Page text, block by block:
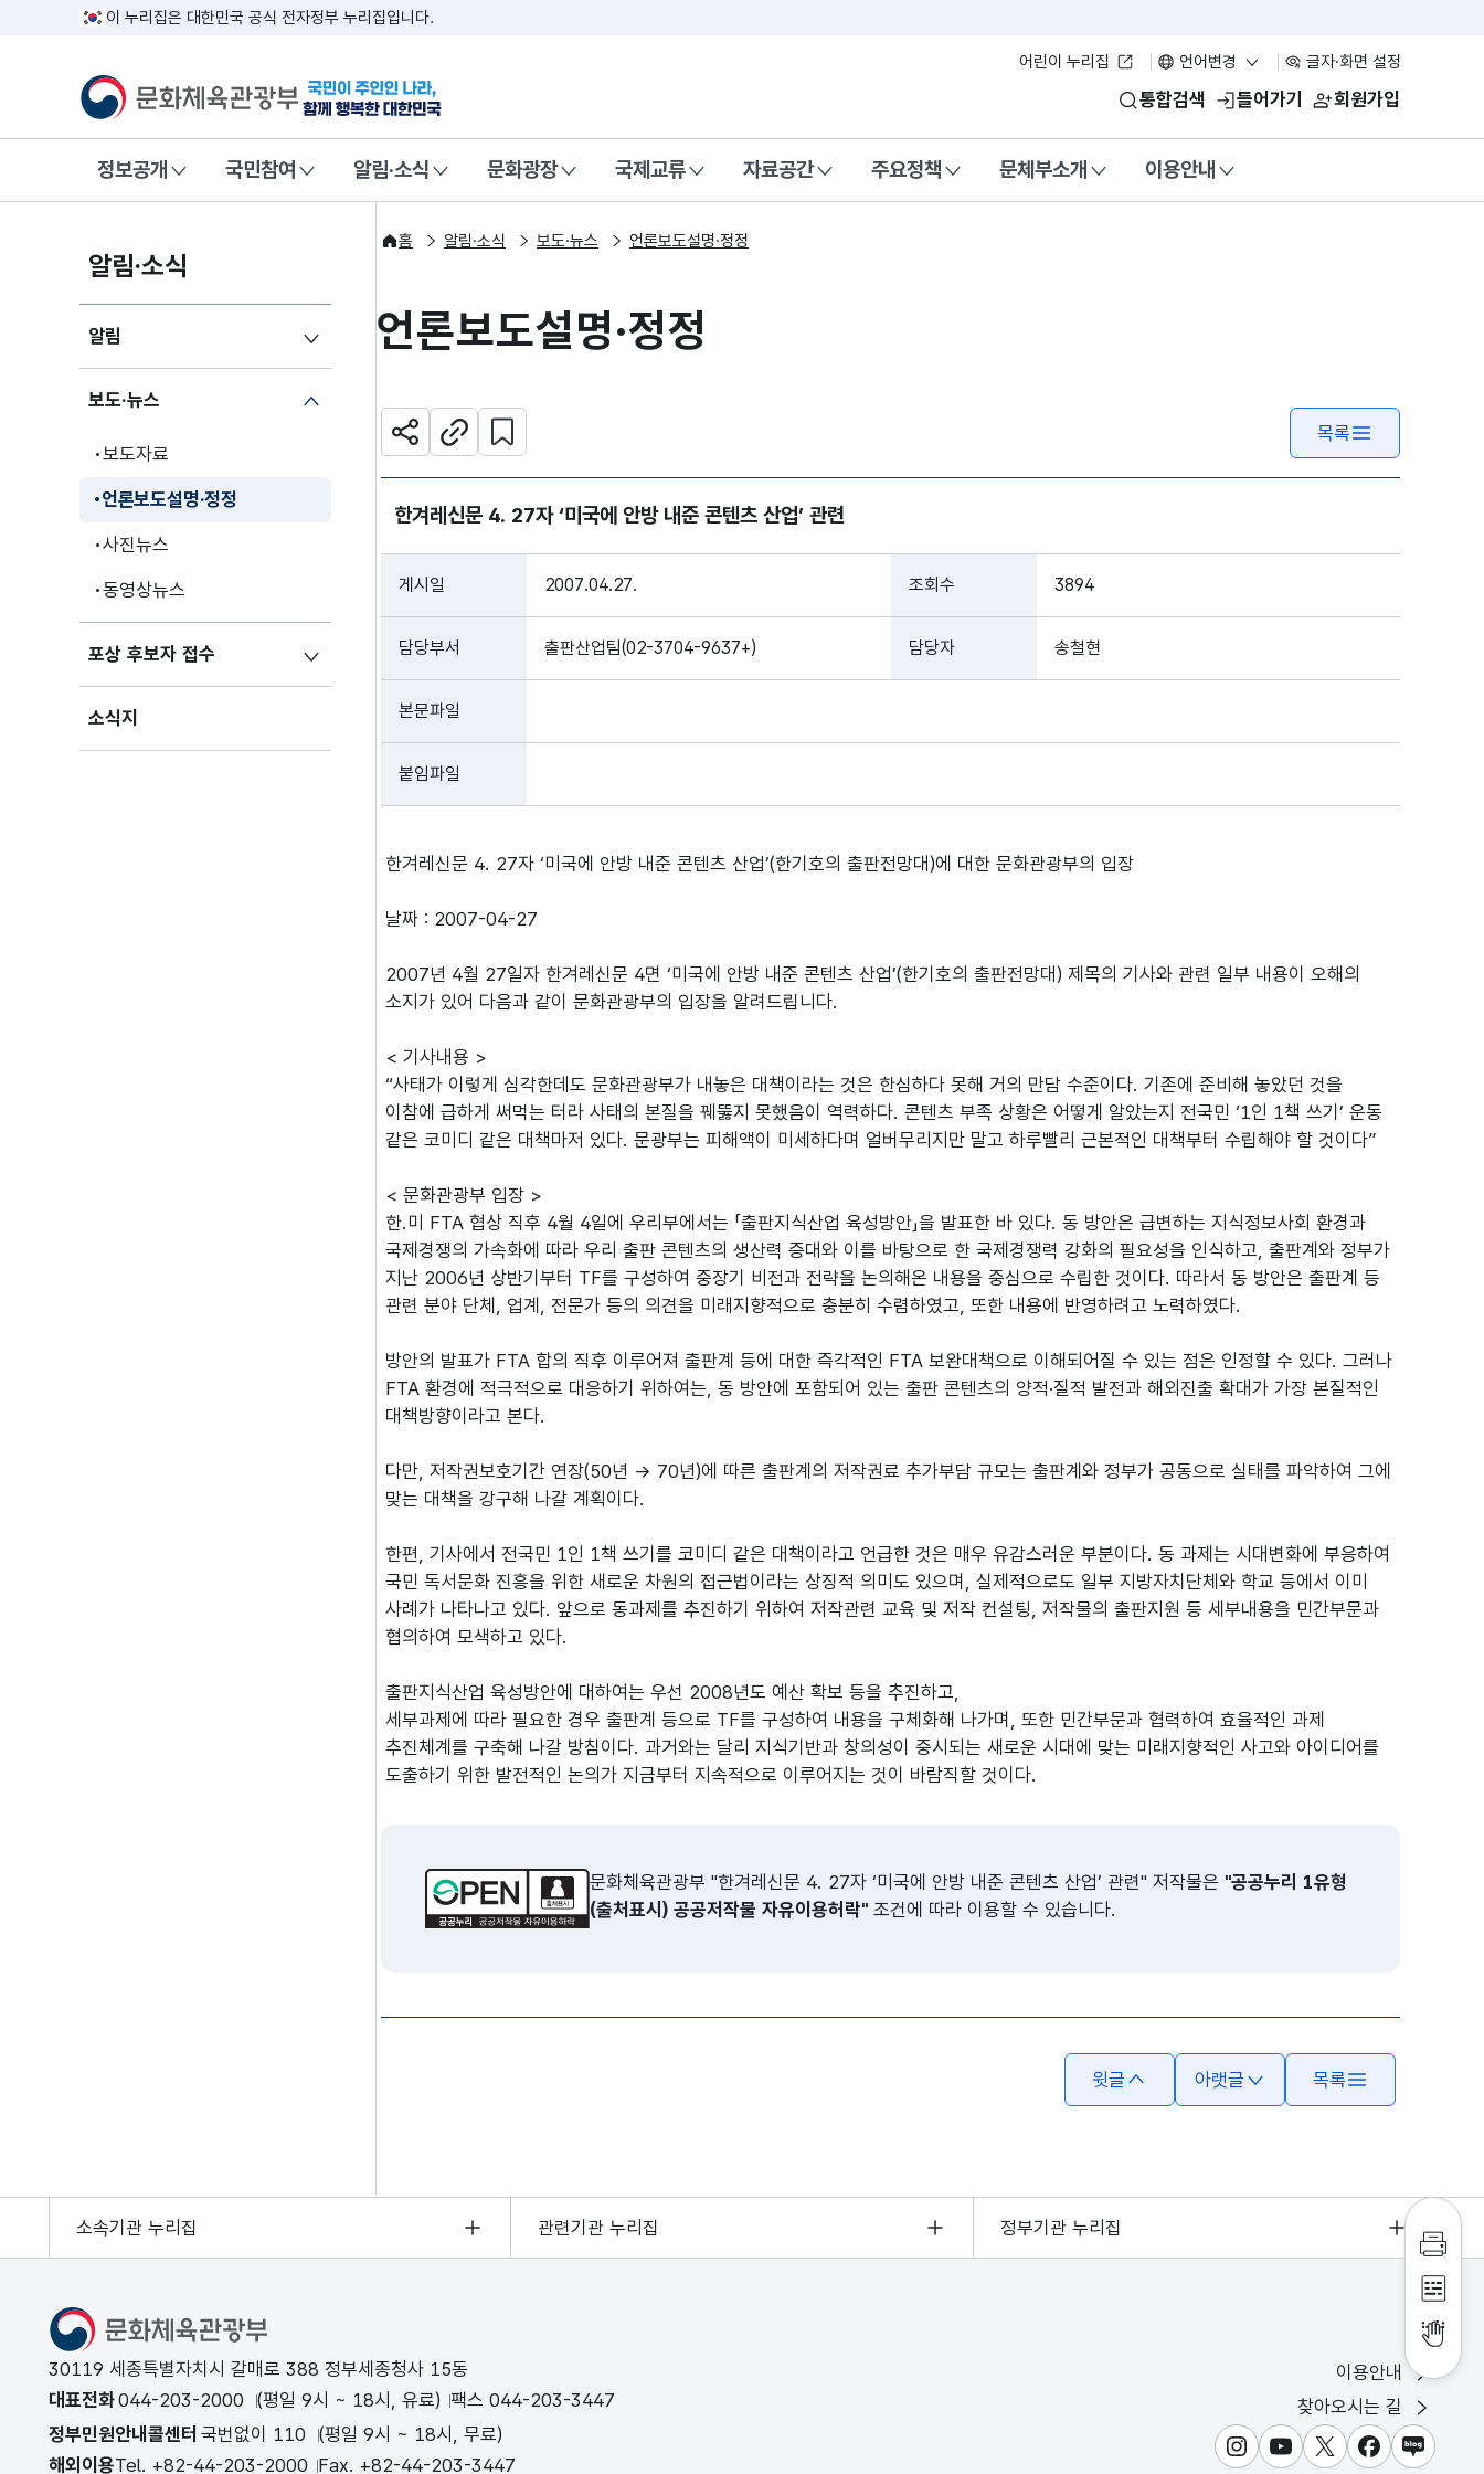
이 누리집은 대한민국 공식 전자정부 누리집입니다.
어린이 누리집 언어변경 글자·화면 설정
문화체육관광부국민이 주인인 나라, 함께 행복한 대한민국 통합검색 들어가기 회원가입
정보공개 국민참여 알림·소식 문화광장 국제교류 자료공간 주요정책 문체부소개 이용안내
알림·소식
알림
보도·뉴스
보도자료
언론보도설명·정정
사진뉴스
동영상뉴스
포상 후보자 접수
소식지
홈 알림·소식 보도·뉴스 언론보도설명·정정
언론보도설명·정정
공유하기주소복사
관심 콘텐츠 설정하기
목록
한겨레신문 4. 27자 ‘미국에 안방 내준 콘텐츠 산업’ 관련
게시일 2007.04.27. 조회수 3894
담당부서 출판산업팀(02-3704-9637+) 담당자 송철현
본문파일
붙임파일
한겨레신문 4. 27자 ‘미국에 안방 내준 콘텐츠 산업’(한기호의 출판전망대)에 대한 문화관광부의 입장
날짜 : 2007-04-27
2007년 4월 27일자 한겨레신문 4면 ‘미국에 안방 내준 콘텐츠 산업’(한기호의 출판전망대) 제목의 기사와 관련 일부 내용이 오해의
소지가 있어 다음과 같이 문화관광부의 입장을 알려드립니다.
< 기사내용 >
“사태가 이렇게 심각한데도 문화관광부가 내놓은 대책이라는 것은 한심하다 못해 거의 만담 수준이다. 기존에 준비해 놓았던 것을
이참에 급하게 써먹는 터라 사태의 본질을 꿰뚫지 못했음이 역력하다. 콘텐츠 부족 상황은 어떻게 알았는지 전국민 ‘1인 1책 쓰기’ 운동
같은 코미디 같은 대책마저 있다. 문광부는 피해액이 미세하다며 얼버무리지만 말고 하루빨리 근본적인 대책부터 수립해야 할 것이다”
< 문화관광부 입장 >
한.미 FTA 협상 직후 4월 4일에 우리부에서는 「출판지식산업 육성방안」을 발표한 바 있다. 동 방안은 급변하는 지식정보사회 환경과
국제경쟁의 가속화에 따라 우리 출판 콘텐츠의 생산력 증대와 이를 바탕으로 한 국제경쟁력 강화의 필요성을 인식하고, 출판계와 정부가
지난 2006년 상반기부터 TF를 구성하여 중장기 비전과 전략을 논의해온 내용을 중심으로 수립한 것이다. 따라서 동 방안은 출판계 등
관련 분야 단체, 업계, 전문가 등의 의견을 미래지향적으로 충분히 수렴하였고, 또한 내용에 반영하려고 노력하였다.
방안의 발표가 FTA 합의 직후 이루어져 출판계 등에 대한 즉각적인 FTA 보완대책으로 이해되어질 수 있는 점은 인정할 수 있다. 그러나
FTA 환경에 적극적으로 대응하기 위하여는, 동 방안에 포함되어 있는 출판 콘텐츠의 양적·질적 발전과 해외진출 확대가 가장 본질적인
대책방향이라고 본다.
다만, 저작권보호기간 연장(50년 → 70년)에 따른 출판계의 저작권료 추가부담 규모는 출판계와 정부가 공동으로 실태를 파악하여 그에
맞는 대책을 강구해 나갈 계획이다.
한편, 기사에서 전국민 1인 1책 쓰기를 코미디 같은 대책이라고 언급한 것은 매우 유감스러운 부분이다. 동 과제는 시대변화에 부응하여
국민 독서문화 진흥을 위한 새로운 차원의 접근법이라는 상징적 의미도 있으며, 실제적으로도 일부 지방자치단체와 학교 등에서 이미
사례가 나타나고 있다. 앞으로 동과제를 추진하기 위하여 저작관련 교육 및 저작 컨설팅, 저작물의 출판지원 등 세부내용을 민간부문과
협의하여 모색하고 있다.
출판지식산업 육성방안에 대하여는 우선 2008년도 예산 확보 등을 추진하고,
세부과제에 따라 필요한 경우 출판계 등으로 TF를 구성하여 내용을 구체화해 나가며, 또한 민간부문과 협력하여 효율적인 과제
추진체계를 구축해 나갈 방침이다. 과거와는 달리 지식기반과 창의성이 중시되는 새로운 시대에 맞는 미래지향적인 사고와 아이디어를
도출하기 위한 발전적인 논의가 지금부터 지속적으로 이루어지는 것이 바람직할 것이다.
문화체육관광부 "한겨레신문 4. 27자 ‘미국에 안방 내준 콘텐츠 산업’ 관련" 저작물은 "공공누리 1유형
(출처표시) 공공저작물 자유이용허락" 조건에 따라 이용할 수 있습니다.
윗글 아랫글 목록
인쇄
점자
점자
소속기관 누리집 관련기관 누리집 정부기관 누리집
문화체육관광부
30119 세종특별자치시 갈매로 388 정부세종청사 15동
대표전화044-203-2000 (평일 9시 ~ 18시, 유료) 팩스 044-203-3447
정부민원안내콜센터 국번없이 110
(평일 9시 ~ 18시, 무료)
해외이용Tel. +82-44-203-2000 Fax. +82-44-203-3447
이용안내
찾아오시는 길
인스타그램
유튜브X 페이스북
블로그